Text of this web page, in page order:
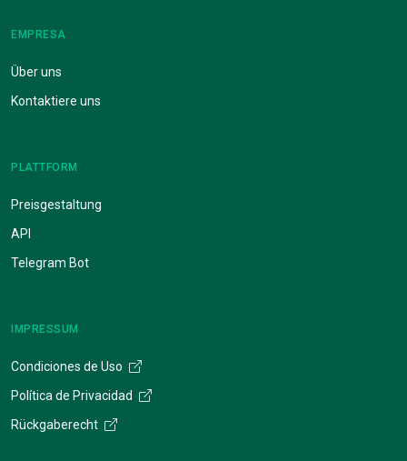
EMPRESA
Über uns
Kontaktiere uns
PLATTFORM
Preisgestaltung
API
Telegram Bot
IMPRESSUM
Condiciones de Uso
Política de Privacidad
Rückgaberecht